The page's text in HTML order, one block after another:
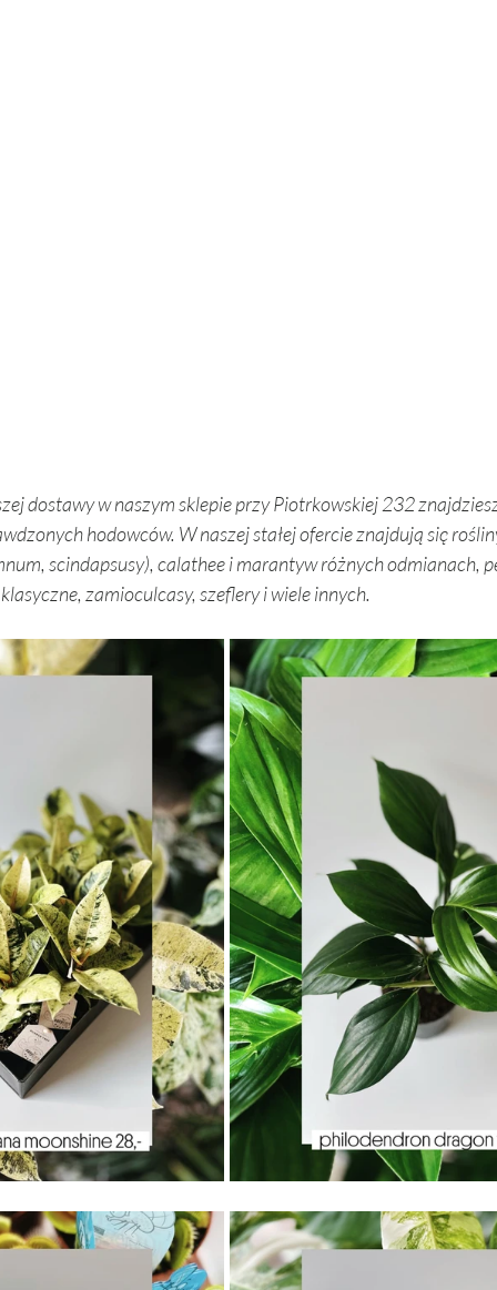
dostawy w naszym sklepie przy Piotrkowskiej 232
hodowców. W naszej stałej ofercie znajdują się
scindapsusy), calathee i marantyw różnych odmianach,
zamioculcasy, szeflery i wiele innych.